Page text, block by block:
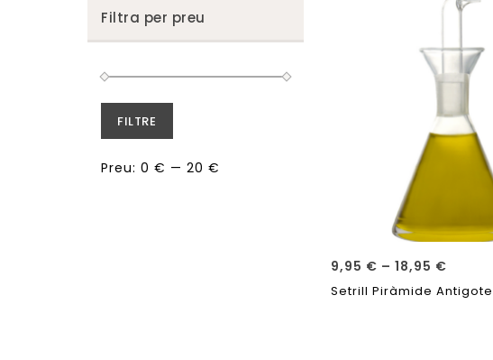
9,95 € – 18,95 €
Setrill Piràmide
Filtra per preu
FILTRE
Preu: 0 € — 20 €